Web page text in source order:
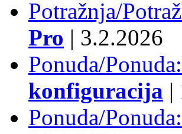
Potražnja/
Pro | 3.2.2026
Ponuda/Ponuda:
konfiguracija |
Ponuda/Ponuda: